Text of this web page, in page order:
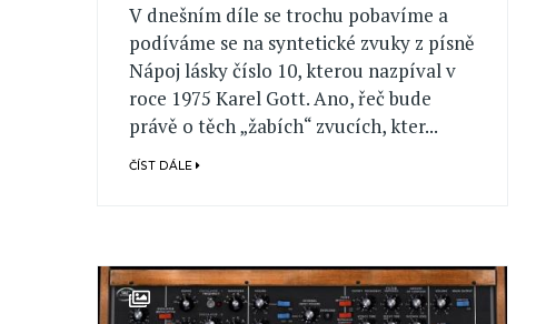
V dnešním díle se trochu pobavíme a
podíváme se na syntetické zvuky z písně
Nápoj lásky číslo 10, kterou nazpíval v
roce 1975 Karel Gott. Ano, řeč bude
právě o těch „žabích“ zvucích, kter...
ČÍST DÁLE